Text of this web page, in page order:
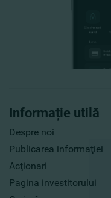
Informație utilă
Despre noi
Publicarea informaţiei
Acţionari
Pagina investitorului